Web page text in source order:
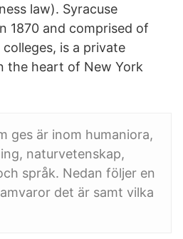
law). Syracuse
1870 and comprised of
is a private
the heart of New York
ges är inom humaniora,
naturvetenskap,
språk. Nedan följer en
det är samt vilka